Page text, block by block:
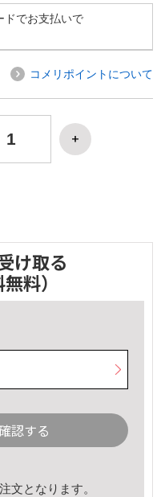
ドでお支払いで
コメリポイントについて
け取る
無料）
認する
文となります。